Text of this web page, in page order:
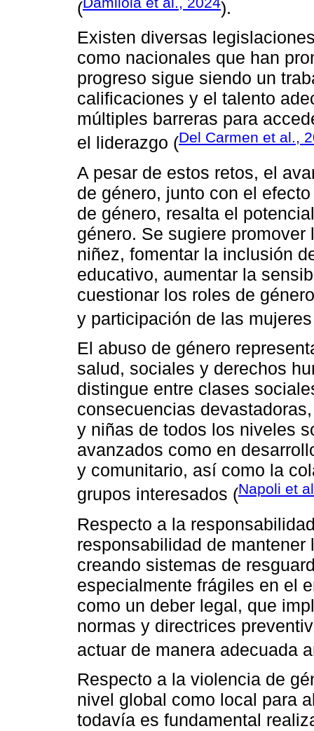
(
).
Existen diversas
como nacionales que han
progreso sigue siendo un
calificaciones y el talento
múltiples barreras para
el liderazgo (Del Carmen et al.,
A pesar de estos retos, el
de género, junto con el
de género, resalta el
género. Se sugiere
niñez, fomentar la inclusión
educativo, aumentar la
cuestionar los roles de
y participación de las
El abuso de género
salud, sociales y derechos
distingue entre clases
consecuencias
y niñas de todos los niveles
avanzados como en
y comunitario, así como la
grupos interesados (Napoli et
Respecto a la
responsabilidad de
creando sistemas de
especialmente frágiles en el
como un deber legal, que
normas y directrices
actuar de manera adecuada
Respecto a la violencia de
nivel global como local para
todavía es fundamental